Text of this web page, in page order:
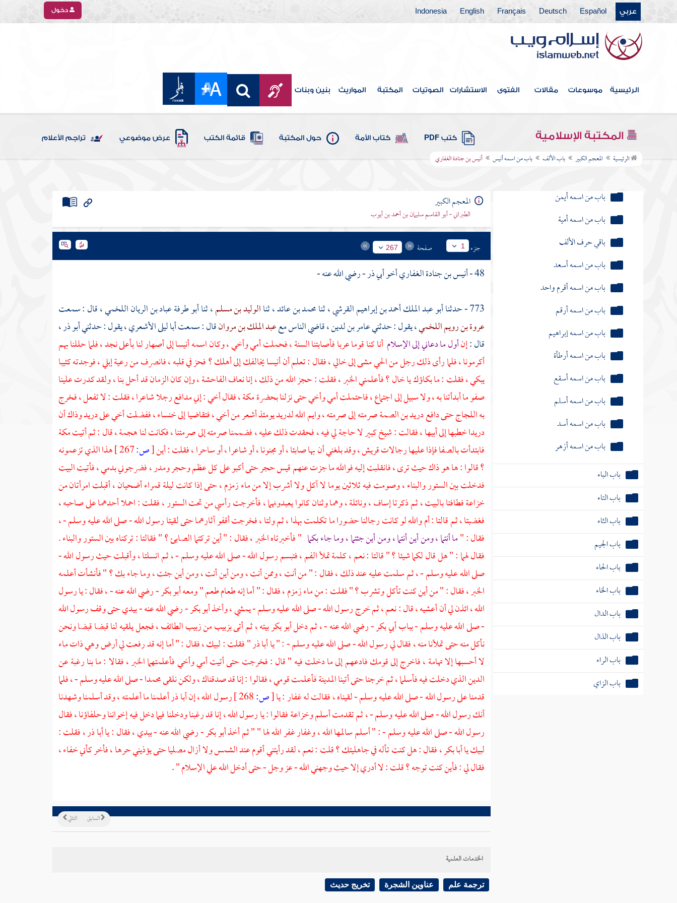
عربي Español
Deutsch
Français
English
Indonesia دخول
الرئيسية موسوعات مقالات الفتوى الاستشارات الصوتيات المكتبة المواريث بنين وبنات
المكتبة الإسلامية كتب PDF كتاب الأمة حول المكتبة قائمة الكتب عرض موضوعي تراجم الأعلام
الرئيسية المعجم الكبير باب الألف باب من اسمه أنيس أنيس بن جنادة الغفاري
أنيس بن قتادة الأنصاري
أنسة مولى رسول الله
باب من اسمه أبيض
باب من اسمه أسمر
باب من اسمه أسود
باب الباء
باب التاء
باب الثاء
باب الجيم
باب الحاء
باب الخاء
باب الدال
باب الذال
باب الراء
باب الزاي
المعجم الكبير
الطبراني - أبو القاسم سليمان بن أحمد بن أيوب
جزء 1 صفحة 267
48 - أنيس بن جنادة الغفاري أخو أبي ذر - رضي الله عنه -
773 - حدثنا
أبو عبد الملك أحمد بن إبراهيم القرشي، ثنامحمد بن عائد، ثناالوليد بن مسلم، ثناأبو طرفة عباد بن الريان اللخمي، قال : سمعت
عروة بن رويم اللخمي، يقول : حدثنيعامر بن لدين، قاضي الناس مععبد الملك بن مروانقال : سمعتأبا ليلى الأشعري، يقول : حدثنيأبو ذر،
قال :إنأول ما دعاني إلى الإسلام أنا كنا قوما عربا فأصابتنا السنة ، فحملت أمي وأخي ، وكان اسمهأنيساإلى أصهار لنا بأعلىنجد، فلما حللنا بهم
أكرمونا ، فلما رأى ذلك رجل من الحي مشى إلى خالي ، فقال : تعلم أنأنيسايخالفك إلى أهلك ؟ فحز في قلبه ، فانصرف من رعية إبلي ، فوجدته كئيبا
يبكي ، فقلت : ما بكاؤك يا خال ؟ فأعلمني الخبر ، فقلت : حجز الله من ذلك ، إنا نعاف الفاحشة ، وإن كان الزمان قد أحل بنا ، ولقد كدرت علينا
صفو ما أبدأتنا به ، ولا سبيل إلى اجتماع ، فاحتملت أمي وأخي حتى نزلنا بحضرةمكة، فقال أخي : إني مدافع رجلا شاعرا ، فقلت : لا تفعل ، فخرج
به اللجاج حتى دافعدريد بن الصمةصرمته إلى صرمته ، وايم اللهلدريديومئذ أشعر من أخي ، فتقاضيا إلىخنساء، ففضلت أخي علىدريدوذاك أن
دريداخطبها إلى أبيها ، فقالت : شيخ كبير لا حاجة لي فيه ، فحقدت ذلك عليه ، فضممنا صرمته إلى صرمتنا ، فكانت لنا هجمة ، قال : ثم أتيتمكة
فابتدأتبالصفافإذا عليها رجالاتقريش، وقد بلغني أن بها صابئا ، أو مجنونا ، أو شاعرا ، أو ساحرا ، فقلت : أين[ص:
هذا الذي تزعمونه
؟ قالوا : ها هو ذاك حيث ترى ، فانقلبت إليه فوالله ما جزت عنهم قيس حجر حتى أكبو على كل عظم وحجر ومدر ، فضرجوني بدمي ، فأتيت البيت
فدخلت بين الستور والبناء ، وصومت فيه ثلاثين يوما لا آكل ولا أشرب إلا من ماء زمزم ، حتى إذا كانت ليلة قمراء أضحيان ، أقبلت امرأتان من
خزاعةفطافتا بالبيت ، ثم ذكرتا إساف ، ونائلة ، وهما وثنان كانوا يعبدونهما ، فأخرجت رأسي من تحت الستور ، فقلت : احملا أحدهما على صاحبه ،
فغضبتا ، ثم قالتا : أم والله لو كانت رجالنا حضورا ما تكلمت بهذا ، ثم ولتا ، فخرجت أقفو آثارهما حتى لقيتا رسول الله - صلى الله عليه وسلم - ،
فقال : "ما أنتما ، ومن أين أنتما ، ومن أين جئتما ، وما جاء بكما " فأخبرتاه الخبر ، فقال : " أين تركتما الصابئ ؟ " فقالتا : تركناه بين الستور والبناء .
فقال لهما : " هل قال لكما شيئا ؟ " قالتا : نعم ، كلمة تملأ الفم ، فتبسم رسول الله - صلى الله عليه وسلم - ، ثم انسلتا ، وأقبلت حيث رسول الله -
صلى الله عليه وسلم - ، ثم سلمت عليه عند ذلك ، فقال : " من أنت ، وممن أنت ، ومن أين أنت ، ومن أين جئت ، وما جاء بك ؟ " فأنشأت أعلمه
الخبر ، فقال : " من أين كنت تأكل وتشرب ؟ " فقلت : من ماءزمزم، فقال : " أما إنه طعام طعم " ومعهأبو بكر- رضي الله عنه - ، فقال : يا رسول
الله ، ائذن لي أن أعشيه ، قال : نعم ، ثم خرج رسول الله - صلى الله عليه وسلم - يمشي ، وأخذأبو بكر- رضي الله عنه - بيدي حتى وقف رسول الله
- صلى الله عليه وسلم - ببابأبي بكر- رضي الله عنه - ، ثم دخل أبو بكر بيته ، ثم أتى بزبيب من زبيبالطائف، فجعل يلقيه لنا قبضا قبضا ونحن
نأكل منه حتى تملأنا منه ، فقال لي رسول الله - صلى الله عليه وسلم - : " ياأبا ذر" فقلت : لبيك ، فقال : " أما إنه قد رفعت لي أرض وهي ذات ماء
لا أحسبها إلاتهامة، فاخرج إلى قومك فادعهم إلى ما دخلت فيه " قال : فخرجت حتى أتيت أمي وأخي فأعلمتهما الخبر ، فقالا : ما بنا رغبة عن
الدين الذي دخلت فيه فأسلما ، ثم خرجنا حتى أتيناالمدينةفأعلمت قومي ، فقالوا : إنا قد صدقناك ، ولكن نلقىمحمدا- صلى الله عليه وسلم - ، فلما
قدمنا على رسول الله - صلى الله عليه وسلم - لقيناه ، فقالت لهغفار: يا[ص: رسول الله ، إنأبا ذرأعلمنا ما أعلمته ، وقد أسلمنا وشهدنا
أنك رسول الله - صلى الله عليه وسلم - ، ثم تقدمت أسلموخزاعةفقالوا : يا رسول الله ، إنا قد رغبنا ودخلنا فيما دخل فيه إخواننا وحلفاؤنا ، فقال
رسول الله - صلى الله عليه وسلم - : "أسلمسالمها الله ،وغفارغفر الله لها " " ثم أخذأبو بكر- رضي الله عنه - بيدي ، فقال : ياأبا ذر، فقلت :
لبيك ياأبا بكر، فقال : هل كنت تأله في جاهليتك ؟ قلت : نعم ، لقد رأيتني أقوم عند الشمس ولا أزال مصليا حتى يؤذيني حرها ، فأخر كأني خفاء ،
فقال لي : فأين كنت توجه ؟ قلت : لا أدري إلا حيث وجهني الله - عز وجل - حتى أدخل الله علي الإسلام ".
التالي السابق
الخدمات العلمية
ترجمة علم عناوين الشجرة تخريج حديث